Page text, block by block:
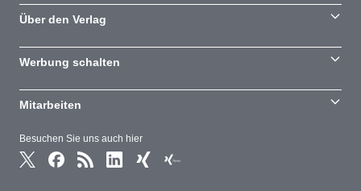
Besuchen Sie uns auch hier
Über den Verlag
Werbung schalten
Mitarbeiten